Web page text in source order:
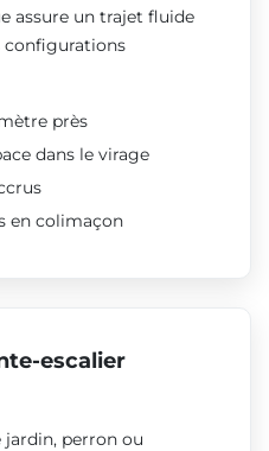
assure un trajet fluide
configurations
près
dans le virage
en colimaçon
escalier
jardin, perron ou